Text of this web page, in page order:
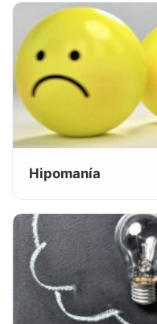
Hipomanía